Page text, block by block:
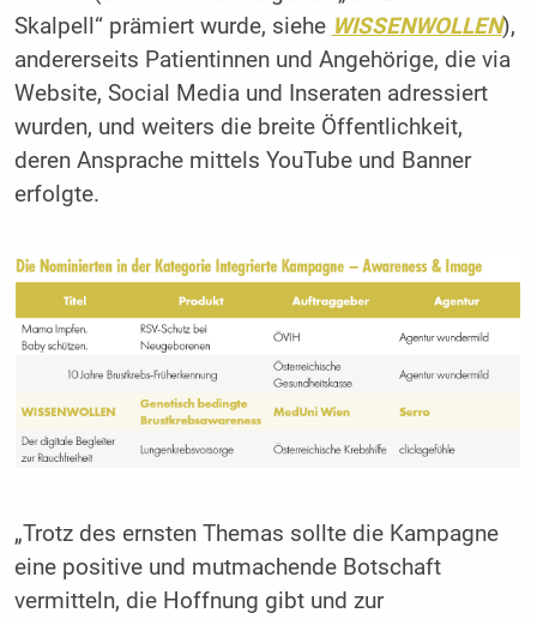
Skalpell“ prämiert wurde, siehe WISSENWOLLEN),
andererseits Patientinnen und Angehörige, die via
Website, Social Media und Inseraten adressiert
wurden, und weiters die breite Öffentlichkeit,
deren Ansprache mittels YouTube und Banner
erfolgte.
„Trotz des ernsten Themas sollte die Kampagne
eine positive und mutmachende Botschaft
vermitteln, die Hoffnung gibt und zur